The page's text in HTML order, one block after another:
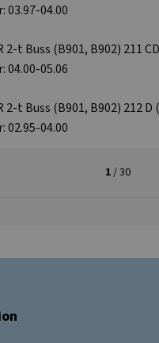
03.97-04.00
2-t Buss (B901, B902) 211
04.00-05.06
2-t Buss (B901, B902) 212
02.95-04.00
1/ 30